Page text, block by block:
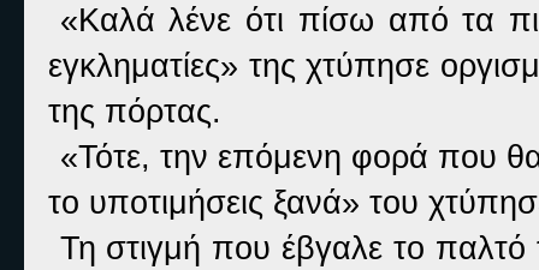
«Καλά λένε ότι πίσω από τα
εγκληματίες» της χτύπησε
της πόρτας.
«Τότε, την επόμενη φορά που
το υποτιμήσεις ξανά» του
Τη στιγμή που έβγαλε το